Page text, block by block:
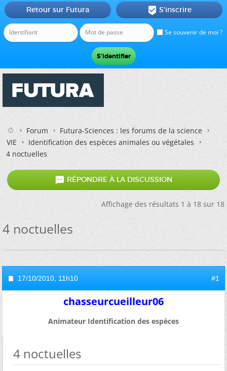
Se souvenir de moi ?
Retour sur Futura  S'inscrire
Forum
Futura-Sciences : les forums de la science
VIE
Identification des espèces animales ou végétales
4 noctuelles
 RÉPONDRE À LA DISCUSSION
Affichage des résultats 1 à 18 sur 18
4 noctuelles
17/10/2010, 11h10 #1
chasseurcueilleur06
Animateur Identification des espèces
4 noctuelles